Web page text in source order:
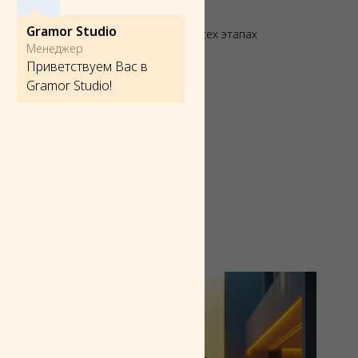
а полноценную поддержку на всех этапах
Gramor Studio
Менеджер
Приветствуем Вас в
Gramor Studio!